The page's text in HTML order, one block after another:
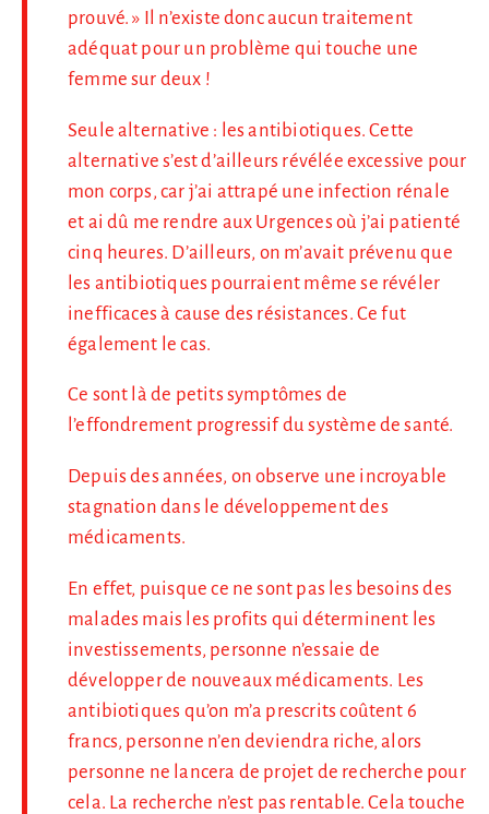
prouvé. » Il n’existe donc aucun traitement
adéquat pour un problème qui touche une
femme sur deux !
Seule alternative : les antibiotiques. Cette
alternative s’est d’ailleurs révélée excessive pour
mon corps, car j’ai attrapé une infection rénale
et ai dû me rendre aux Urgences où j’ai patienté
cinq heures. D’ailleurs, on m’avait prévenu que
les antibiotiques pourraient même se révéler
inefficaces à cause des résistances. Ce fut
également le cas.
Ce sont là de petits symptômes de
l’effondrement progressif du système de santé.
Depuis des années, on observe une incroyable
stagnation dans le développement des
médicaments.
En effet, puisque ce ne sont pas les besoins des
malades mais les profits qui déterminent les
investissements, personne n’essaie de
développer de nouveaux médicaments. Les
antibiotiques qu’on m’a prescrits coûtent 6
francs, personne n’en deviendra riche, alors
personne ne lancera de projet de recherche pour
cela. La recherche n’est pas rentable. Cela touche